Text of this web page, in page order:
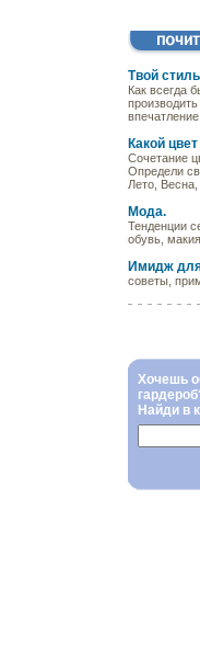
Твой
Как всегда
Какой
Сочетание
Определи
Лето,
Мода.
Тенденции
обувь,
Имидж
советы,
Хочешь
Найди в